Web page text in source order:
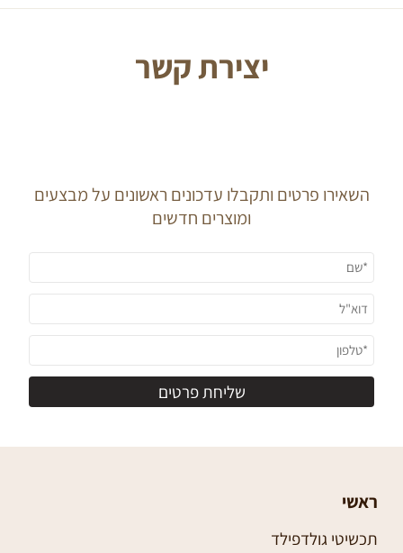
יצירת קשר
השאירו פרטים ותקבלו עדכונים ראשונים על מבצעים
ומוצרים חדשים
ראשי
תכשיטי גולדפילד